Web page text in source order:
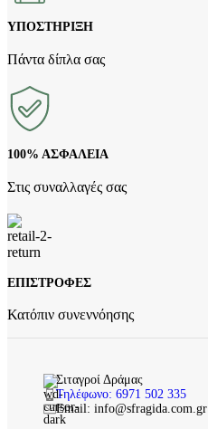
ΥΠΟΣΤΗΡΙΞΗ
Πάντα δίπλα σας
100% ΑΣΦΑΛΕΙΑ
Στις συναλλαγές σας
ΕΠΙΣΤΡΟΦΕΣ
Κατόπιν συνεννόησης
Σιταγροί Δράμας
Τηλέφωνο: 6971 502 335
Email: info@sfragida.com.gr